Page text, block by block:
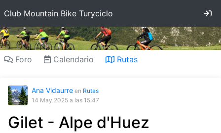
Club Mountain Bike Turyciclo
Foro Calendario Rutas
Ana Vidaurre en Rutas
14 May 2025 a las 15:47
Gilet - Alpe d'Huez